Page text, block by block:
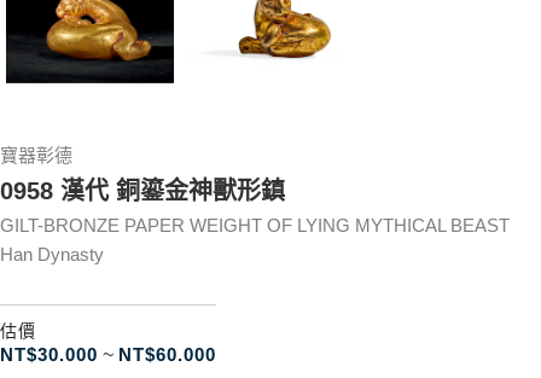
寶器彰德
0958 漢代 銅鎏金神獸形鎮
GILT-BRONZE PAPER WEIGHT OF LYING MYTHICAL BEAST
Han Dynasty
估價
NT$30.000 ~ NT$60.000